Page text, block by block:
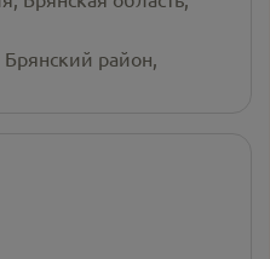
район,